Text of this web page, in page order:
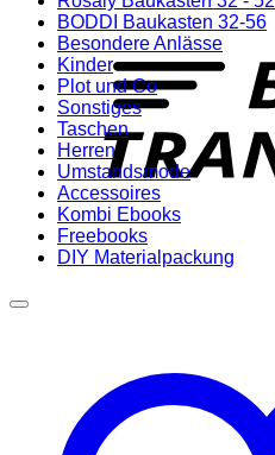
BODDI Baukasten 32-56
Besondere Anlässe
Kinder
Plot und Co
Sonstiges
Taschen
Herren
Umstandsmode
Accessoires
Kombi Ebooks
Freebooks
DIY Materialpackung